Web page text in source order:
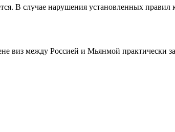
В случае нарушения установленных правил
виз между Россией и Мьянмой практически